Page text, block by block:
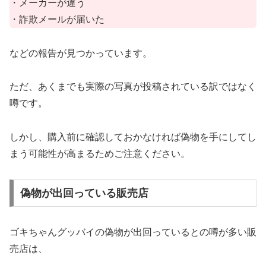
・メーカーが違う
・詐欺メールが届いた
などの報告が見つかっています。
ただ、 あくまでも実際の写真が投稿されている訳ではなく
噂です。
しかし、購入前に確認しておかなければ偽物を手にしてし
まう可能性が高まるためご注意ください。
偽物が出回っている販売店
ゴキちゃんグッバイの偽物が出回っているとの噂が多い販
売店は、